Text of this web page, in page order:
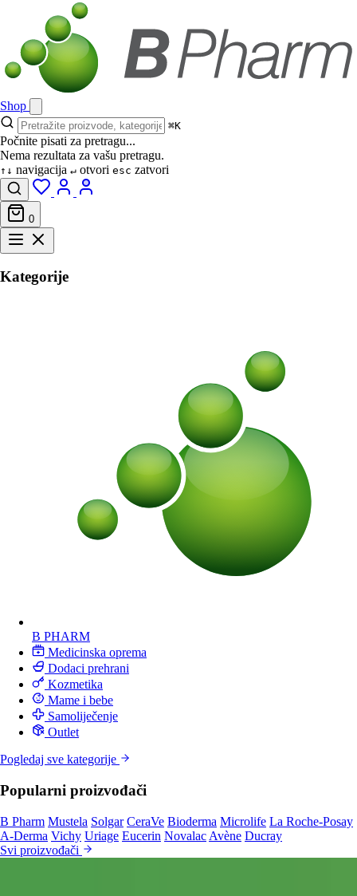
Shop
⌘K
Počnite pisati za pretragu...
Nema rezultata za vašu pretragu.
↑↓ navigacija ↵ otvori esc zatvori
0
Kategorije
B PHARM
Medicinska oprema
Dodaci prehrani
Kozmetika
Mame i bebe
Samoliječenje
Outlet
Pogledaj sve kategorije
Popularni proizvođači
B Pharm Mustela Solgar CeraVe Bioderma Microlife La Roche-Posay
A-Derma Vichy Uriage Eucerin Novalac Avène Ducray
Svi proizvođači